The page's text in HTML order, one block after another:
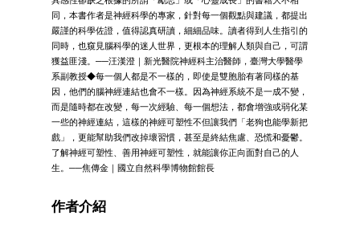
同，本書作者是神經科學的專家，針對每一個觀點與建議，都提出
嚴謹的科學佐證，值得認真研讀，細細品味。讀者得到人生指引的
同時，也窺見腦科學的迷人世界，更根本的理解人類與自己，可謂
獲益匪淺。──汪漢澄｜新光醫院神經科主治醫師，臺灣大學醫學
系副教授◆每一個人都是不一樣的，即使是雙胞胎有著同樣的基
因，他們的腦神經連結也會不一樣。因為神經系統不是一成不變，
而是隨時都在改變，每一次經驗、每一個想法，都會增強或弱化某
一些的神經連結，這樣的神經可塑性不但讓我們「老狗也能學新把
戲」，更能幫助我們改掉壞習慣，甚至是終結焦慮、恐慌和憂鬱。
了解神經可塑性、善用神經可塑性，就能讓你正向面對自己的人
生。──焦傳金｜國立自然科學博物館館長
作者介紹